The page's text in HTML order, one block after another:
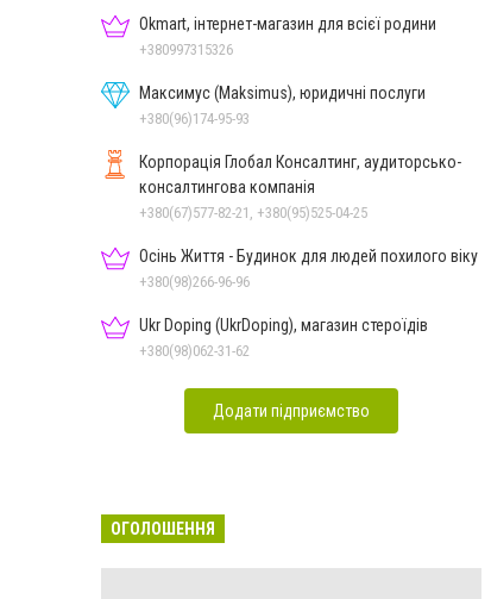
Okmart, інтернет-магазин для всієї родини
+380997315326
Максимус (Maksimus), юридичні послуги
+380(96)174-95-93
Корпорація Глобал Консалтинг, аудиторсько-
консалтингова компанія
+380(67)577-82-21, +380(95)525-04-25
Осінь Життя - Будинок для людей похилого віку
+380(98)266-96-96
Ukr Doping (UkrDoping), магазин стероїдів
+380(98)062-31-62
Додати підприємство
ОГОЛОШЕННЯ